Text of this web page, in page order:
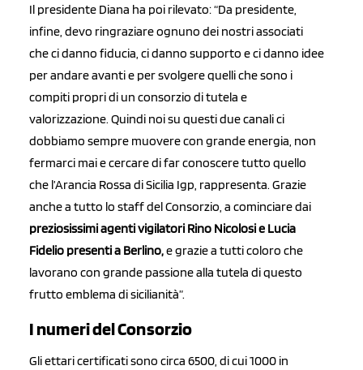
Il presidente Diana ha poi rilevato: “Da presidente,
infine, devo ringraziare ognuno dei nostri associati
che ci danno fiducia, ci danno supporto e ci danno idee
per andare avanti e per svolgere quelli che sono i
compiti propri di un consorzio di tutela e
valorizzazione. Quindi noi su questi due canali ci
dobbiamo sempre muovere con grande energia, non
fermarci mai e cercare di far conoscere tutto quello
che l’Arancia Rossa di Sicilia Igp, rappresenta. Grazie
anche a tutto lo staff del Consorzio, a cominciare dai
preziosissimi agenti vigilatori Rino Nicolosi e Lucia
Fidelio presenti a Berlino,e grazie a tutti coloro che
lavorano con grande passione alla tutela di questo
frutto emblema di sicilianità”.
I numeri del Consorzio
Gli ettari certificati sono circa 6500, di cui 1000 in